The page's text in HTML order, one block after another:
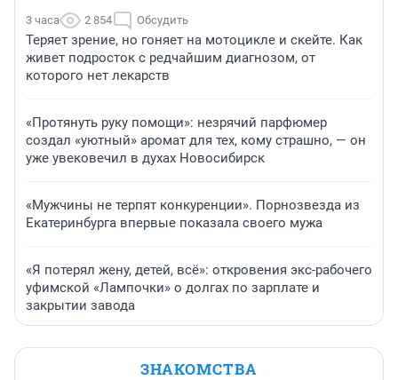
3 часа 2 854 Обсудить
Теряет зрение, но гоняет на мотоцикле и скейте. Как
живет подросток с редчайшим диагнозом, от
которого нет лекарств
«Протянуть руку помощи»: незрячий парфюмер
создал «уютный» аромат для тех, кому страшно, — он
уже увековечил в духах Новосибирск
«Мужчины не терпят конкуренции». Порнозвезда из
Екатеринбурга впервые показала своего мужа
«Я потерял жену, детей, всё»: откровения экс-рабочего
уфимской «Лампочки» о долгах по зарплате и
закрытии завода
ЗНАКОМСТВА